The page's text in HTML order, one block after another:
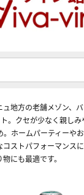
地方の老舗メゾン、
。クセが少なく親し
ホームパーティーや
ストパフォーマンス
にも最適です。